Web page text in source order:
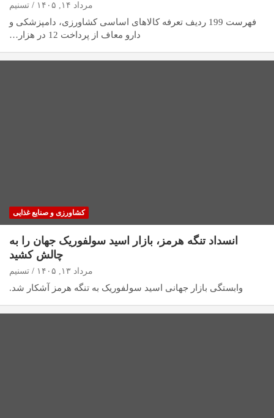
مرداد ۱۴, ۱۴۰۵ تسنیم
فهرست 199 ردیف تعرفه کالاهای اساسی کشاورزی، دامپزشکی و
دارو معاف از پرداخت 12 در هزار…
کشاورزی و صنایع غذایی
انسداد تنگه هرمز، بازار اسید سولفوریک جهان را به
چالش کشید
مرداد ۱۳, ۱۴۰۵ تسنیم
وابستگی بازار جهانی اسید سولفوریک به تنگه هرمز آشکار شد.